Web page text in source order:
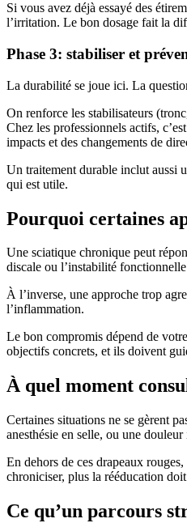
Si vous avez déjà essayé des
l’irritation. Le bon dosage fait la
Phase 3: stabiliser et
La durabilité se joue ici. La
On renforce les stabilisateurs
Chez les professionnels actifs,
impacts et des changements de
Un traitement durable inclut aussi
qui est utile.
Pourquoi certaines
Une sciatique chronique peut
discale ou l’instabilité
À l’inverse, une approche trop
l’inflammation.
Le bon compromis dépend de
objectifs concrets, et ils doivent
À quel moment
Certaines situations ne se gèrent
anesthésie en selle, ou une
En dehors de ces drapeaux
chroniciser, plus la rééducation
Ce qu’un parcours